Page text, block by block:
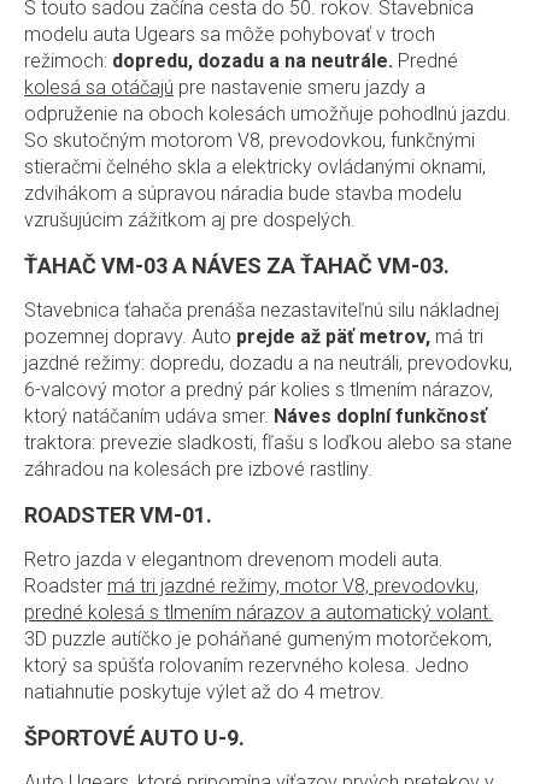
S touto sadou začína cesta do 50. rokov. Stavebnica
modelu auta Ugears sa môže pohybovať v troch
režimoch: dopredu, dozadu a na neutrále. Predné
kolesá sa otáčajú pre nastavenie smeru jazdy a
odpruženie na oboch kolesách umožňuje pohodlnú jazdu.
So skutočným motorom V8, prevodovkou, funkčnými
stieračmi čelného skla a elektricky ovládanými oknami,
zdvihákom a súpravou náradia bude stavba modelu
vzrušujúcim zážitkom aj pre dospelých.
ŤAHAČ VM-03 A NÁVES ZA ŤAHAČ VM-03.
Stavebnica ťahača prenáša nezastaviteľnú silu nákladnej
pozemnej dopravy. Auto prejde až päť metrov, má tri
jazdné režimy: dopredu, dozadu a na neutráli, prevodovku,
6-valcový motor a predný pár kolies s tlmením nárazov,
ktorý natáčaním udáva smer. Náves doplní funkčnosť
traktora: prevezie sladkosti, fľašu s loďkou alebo sa stane
záhradou na kolesách pre izbové rastliny.
ROADSTER VM-01.
Retro jazda v elegantnom drevenom modeli auta.
Roadster má tri jazdné režimy, motor V8, prevodovku,
predné kolesá s tlmením nárazov a automatický volant.
3D puzzle autíčko je poháňané gumeným motorčekom,
ktorý sa spúšťa rolovaním rezervného kolesa. Jedno
natiahnutie poskytuje výlet až do 4 metrov.
ŠPORTOVÉ AUTO U-9.